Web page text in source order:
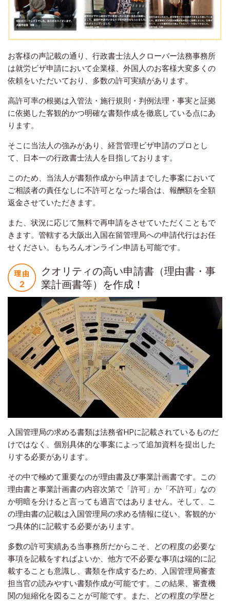
お客様の声記載の通り、行政書士法人クローバー法務事務所
は就労ビザ申請において企業様、外国人のお客様大変多くの
依頼をいただいており、多数の許可実績があります。
高許可率の根拠は入管法・施行規則・判例法理・事実と証拠
に依拠した客観的かつ明確な書類作成を徹底している点にあ
ります。
そこに当法人の強みがあり、経営管理ビザ申請のプロとし
て、日本一の行政書士法人を目指しております。
このため、当法人が書類作成から申請までした事案において
ご相談者の責任なしに不許可となった場合は、報酬額を全額
返金させていただきます。
また、状況に応じて無料で再申請をさせていただくこともで
きます。管轄する大阪出入国在留管理局への申請代行はお任
せください。もちろんオンライン申請も可能です。
クオリティの高い申請書（理由書・事
業計画書等）を作成！
入国管理局の求める書類は法務省HPに記載されているものだ
けではなく、個別具体的な事案によって追加資料を提出した
りする必要があります。
その中で極めて重要なのが理由書及び事業計画書です。この
理由書と事業計画書の内容次第で「許可」か「不許可」なの
か明暗を分けると言っても過言ではありません。そして、こ
の理由書の記載は入国管理局の求める情報に従い、客観的か
つ具体的に記載する必要があります。
多数の許可実績ある当事務所だからこそ、どの程度の必要な
事項を記載をすればよいか、他方で不必要な事項は端的に記
載することも意識し、書類を作成するため、入国管理局審査
担当官の読みやすい書類作成が可能です。この結果、審査機
関の短縮化を図ることが可能です。また、どの程度の学歴と